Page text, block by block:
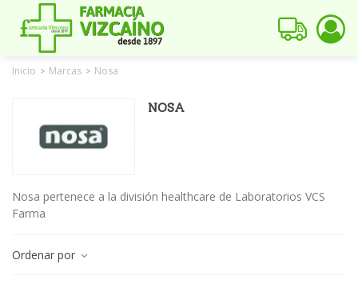
Inicio > Marcas > Nosa
NOSA
Nosa pertenece a la división healthcare de Laboratorios VCS
Farma
Ordenar por